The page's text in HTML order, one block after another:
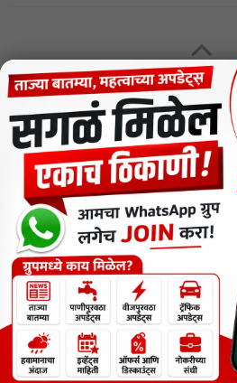
MENU
CODE OF ETHICS FOR DIGITAL NEWS
Contact Us
Privacy Policy
Short News
ThemeNcode PDF Viewer SC [Do not
वाचकांना विनम्र सूचना